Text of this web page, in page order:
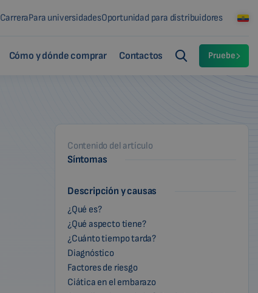
CarreraPara universidadesOportunidad para distribuidores
Cómo y dónde comprar Contactos Pruebe
Contenido del artículo
Síntomas
Descripción y causas
¿Qué es?
¿Qué aspecto tiene?
¿Cuánto tiempo tarda?
Diagnóstico
Factores de riesgo
Ciática en el embarazo